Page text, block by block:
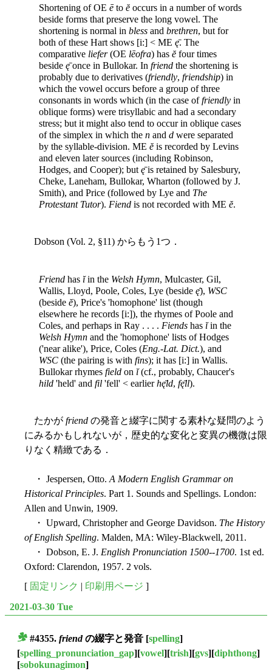
Shortening of OE ēto ĕ occurs in a number of words
beside forms that preserve the long vowel. The
shortening is normal in bless and brethren, but for
both of these Hart shows [i:] < ME ę̄. The
comparative liefer(OE lēofra) has ĕ four times
beside ę̄once in Bullokar. In friend the shortening is
probably due to derivatives (friendly, friendship) in
which the vowel occurs before a group of three
consonants in words which (in the case offriendly in
oblique forms) were trisyllabic and had a secondary
stress; but it might also tend to occur in oblique cases
of the simplex in which the n and d were separated
by the syllable-division. ME ĕ is recorded by Levins
and eleven later sources (including Robinson,
Hodges, and Cooper); but ę̄is retained by Salesbury,
Cheke, Laneham, Bullokar, Wharton (followed by J.
Smith), and Price (followed by Lye and The
Protestant Tutor). Fiend is not recorded with ME ĕ.
Dobson (Vol. 2, §11) からもう1つ．
Friend has ĭin the Welsh Hymn, Mulcaster, Gil,
Wallis, Lloyd, Poole, Coles, Lye (beside ę̄), WSC
(beside ĕ), Price's 'homophone' list (though
elsewhere he records [i:]), the rhymes of Poole and
Coles, and perhaps in Ray . . . . Fiends has ĭin the
Welsh Hymn and the 'homophone' lists of Hodges
('near alike'), Price, Coles (Eng.-Lat. Dict.), and
WSC (the pairing is with fins); it has [i:] in Wallis.
Bullokar rhymes field on ĭ(cf., probably, Chaucer's
hild 'held' and fil 'fell' < earlierhę̄ld, fę̄ll).
たかが friend の発音と綴字に関する素朴な疑問のよう
にみるかもしれないが，歴史的な変化と変異の機微は限
りなく精緻である．
・ Jespersen, Otto. A Modern English Grammar on
Historical Principles. Part 1. Sounds and Spellings. London:
Allen and Unwin, 1909.
・ Upward, Christopher and George Davidson. The History
of English Spelling. Malden, MA: Wiley-Blackwell, 2011.
・ Dobson, E. J. English Pronunciation 1500--1700. 1st ed.
Oxford: Clarendon, 1957. 2 vols.
[ 固定リンク | 印刷用ページ ]
2021-03-30 Tue
#4355. friendの綴字と発音 [spelling]
[spelling_pronunciation_gap][vowel][trish][gvs][diphthong]
[sobokunagimon]